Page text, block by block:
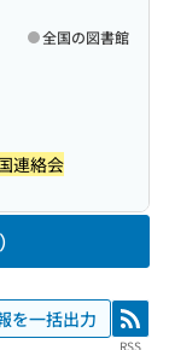
全国の図書館
連絡会
を一括出力 RSS
RSS